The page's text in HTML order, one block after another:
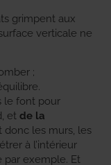
grimpent aux
verticale ne
;
le font pour
et de la
donc les murs, les
à l’intérieur
par exemple. Et